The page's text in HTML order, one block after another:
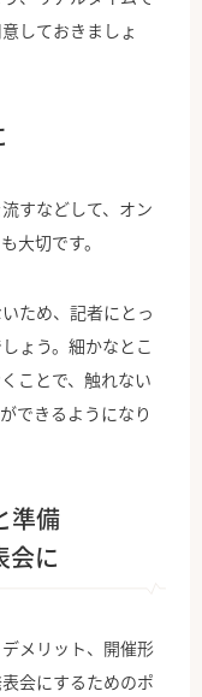
しておきましょ
すなどして、オン
大切です。
ため、記者にとっ
ょう。細かなとこ
ことで、触れない
できるようになり
準備
会に
メリット、開催形
会にするためのポ